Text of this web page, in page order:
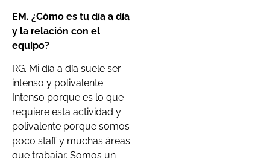
EM. ¿Cómo es tu día a día
y la relación con el
equipo?
RG. Mi día a día suele ser
intenso y polivalente.
Intenso porque es lo que
requiere esta actividad y
polivalente porque somos
poco staff y muchas áreas
que trabajar. Somos un